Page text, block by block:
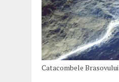
Catacombele Brasovului